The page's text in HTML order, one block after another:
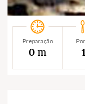
Preparação
0 m